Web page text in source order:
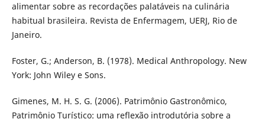
alimentar sobre as recordações palatáveis na culinária
habitual brasileira. Revista de Enfermagem, UERJ, Rio de
Janeiro.
Foster, G.; Anderson, B. (1978). Medical Anthropology. New
York: John Wiley e Sons.
Gimenes, M. H. S. G. (2006). Patrimônio Gastronômico,
Patrimônio Turístico: uma reflexão introdutória sobre a